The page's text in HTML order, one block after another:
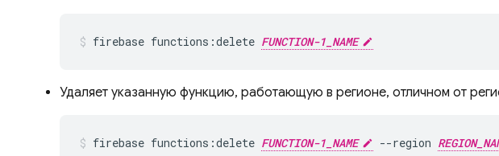
firebase functions:delete FUNCTION-1_NAME
Удаляет указанную функцию, работающую в регионе, отличном от
firebase functions:delete FUNCTION-1_NAME --region